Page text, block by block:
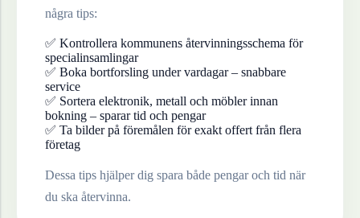
några tips:
✅ Kontrollera kommunens återvinningsschema för
specialinsamlingar
✅ Boka bortforsling under vardagar – snabbare
service
✅ Sortera elektronik, metall och möbler innan
bokning – sparar tid och pengar
✅ Ta bilder på föremålen för exakt offert från flera
företag
Dessa tips hjälper dig spara både pengar och tid när
du ska återvinna.